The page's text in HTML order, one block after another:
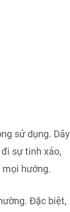
sử dụng. Dây
sự tinh xảo,
hướng.
Đặc biệt,